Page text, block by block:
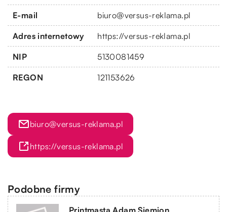
E-mail biuro@versus-reklama.pl
Adres internetowy https://versus-reklama.pl
NIP 5130081459
REGON 121153626
biuro@versus-reklama.pl
https://versus-reklama.pl
Podobne firmy
Printmasta Adam Siemion